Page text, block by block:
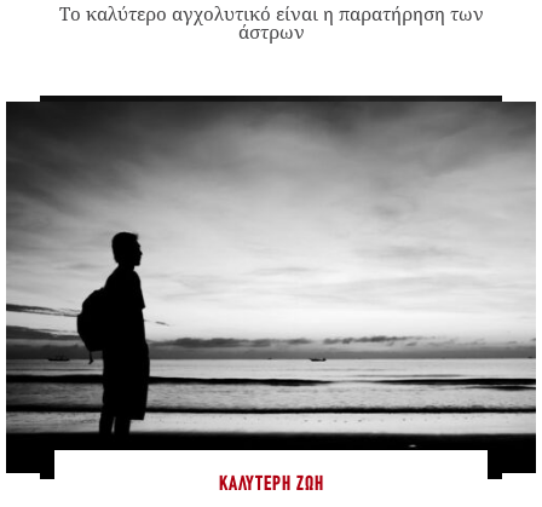
Το καλύτερο αγχολυτικό είναι η παρατήρηση των
άστρων
ΚΑΛΎΤΕΡΗ ΖΩΉ